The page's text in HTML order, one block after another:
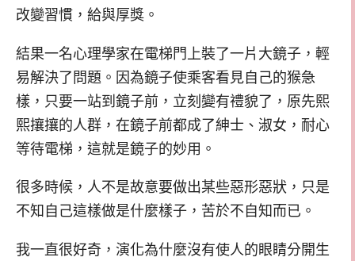
改變習慣，給與厚獎。
結果一名心理學家在電梯門上裝了一片大鏡子，輕
易解決了問題。因為鏡子使乘客看見自己的猴急
樣，只要一站到鏡子前，立刻變有禮貌了，原先熙
熙攘攘的人群，在鏡子前都成了紳士、淑女，耐心
等待電梯，這就是鏡子的妙用。
很多時候，人不是故意要做出某些惡形惡狀，只是
不知自己這樣做是什麼樣子，苦於不自知而已。
我一直很好奇，演化為什麼沒有使人的眼睛分開生